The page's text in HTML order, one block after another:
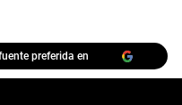
preferida en